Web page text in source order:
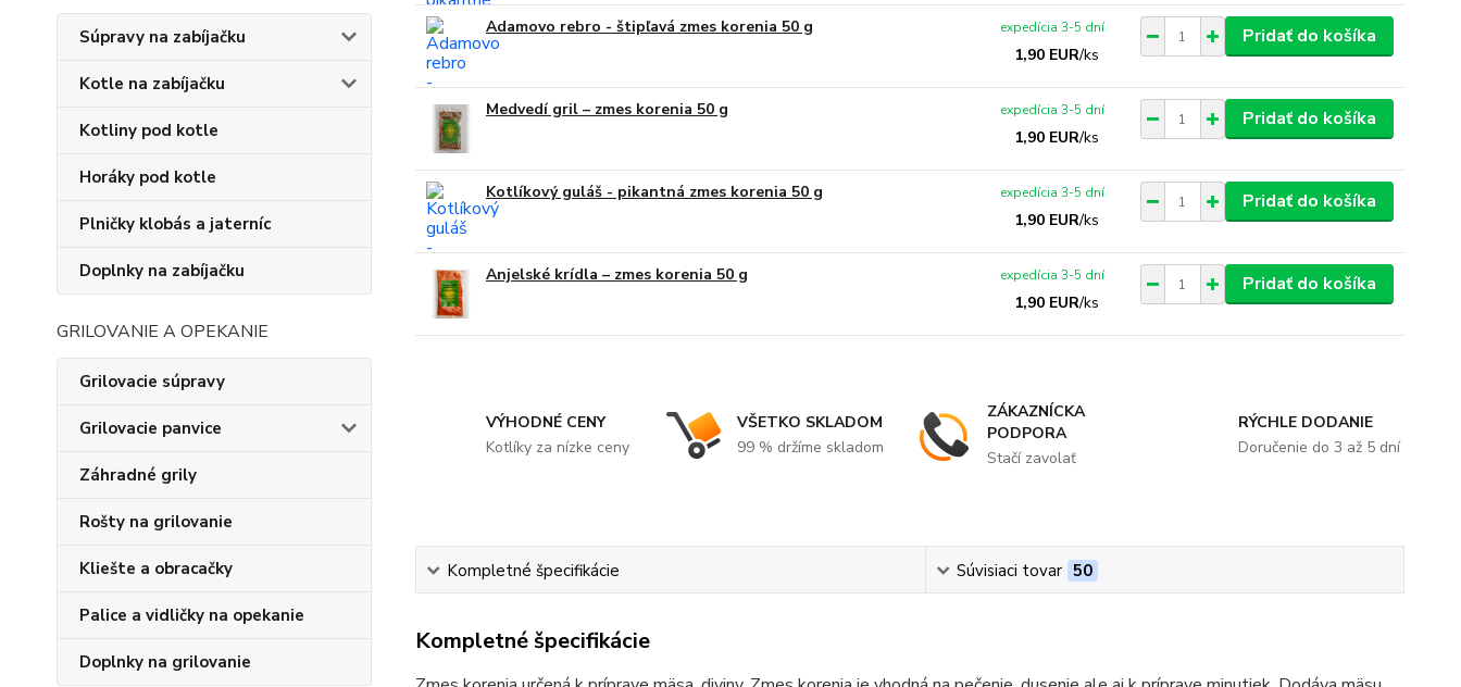
Súpravy na zabíjačku
Kotle na zabíjačku
Kotliny pod kotle
Horáky pod kotle
Plničky klobás a jaterníc
Doplnky na zabíjačku
GRILOVANIE A OPEKANIE
Grilovacie súpravy
Grilovacie panvice
Záhradné grily
Rošty na grilovanie
Kliešte a obracačky
Palice a vidličky na opekanie
Doplnky na grilovanie
Adamovo rebro - štipľavá zmes korenia 50 g
1,90 EUR/ks
expedícia 3-5 dní Pridať do košíka
Medvedí gril – zmes korenia 50 g
1,90 EUR/ks
expedícia 3-5 dní Pridať do košíka
Kotlíkový guláš - pikantná zmes korenia 50 g
1,90 EUR/ks
expedícia 3-5 dní Pridať do košíka
Anjelské krídla – zmes korenia 50 g
1,90 EUR/ks
expedícia 3-5 dní Pridať do košíka
VÝHODNÉ CENY
Kotlíky za nízke ceny
VŠETKO SKLADOM
99 % držíme skladom
ZÁKAZNÍCKA
PODPORA
Stačí zavolať
RÝCHLE DODANIE
Doručenie do 3 až 5 dní
Kompletné špecifikácie Súvisiaci tovar 50
Kompletné špecifikácie